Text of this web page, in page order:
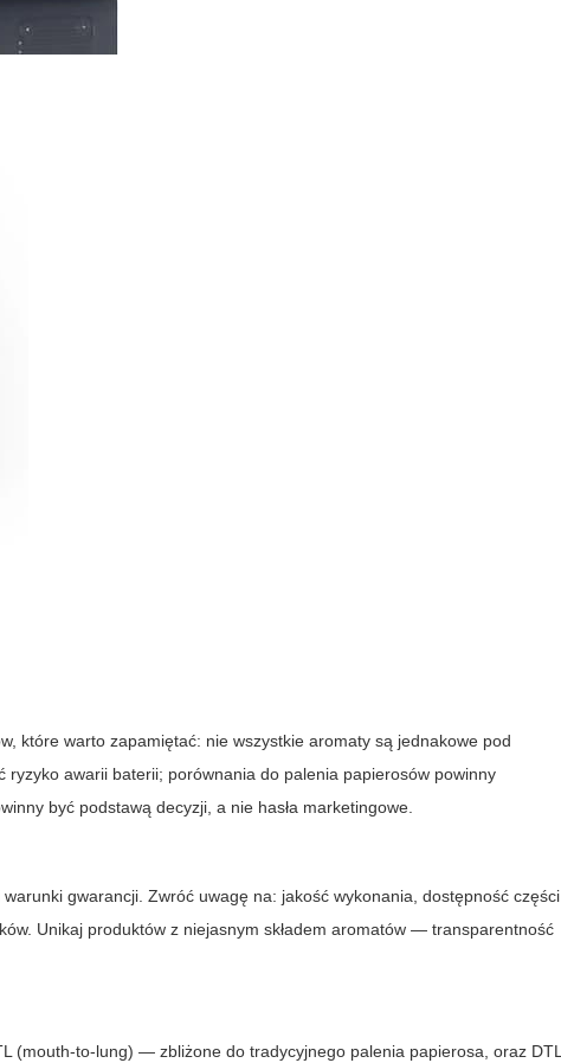
które warto zapamiętać: nie wszystkie aromaty są jednakowe pod
awarii baterii; porównania do palenia papierosów powinny
być podstawą decyzji, a nie hasła marketingowe.
gwarancji. Zwróć uwagę na: jakość wykonania, dostępność części
Unikaj produktów z niejasnym składem aromatów — transparentność
(mouth-to-lung) — zbliżone do tradycyjnego palenia papierosa, oraz DTL